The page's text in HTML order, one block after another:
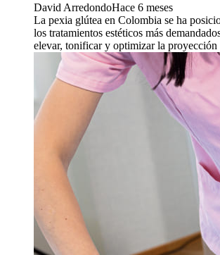
David ArredondoHace 6 meses
La pexia glútea en Colombia se ha
los tratamientos estéticos más
elevar, tonificar y optimizar la proyección